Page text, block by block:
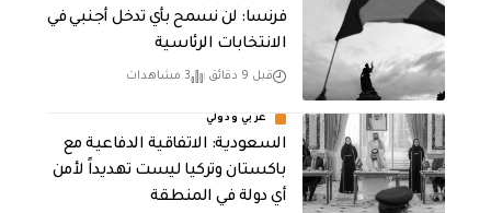
فرنسا: لن نسمح بأي تدخل أجنبي في
الانتخابات الرئاسية
قبل 9 دقائق 3 مشاهدات
عربي ودولي
السعودية: الاتفاقية الدفاعية مع
باكستان وتركيا ليست تهديداً لأمن
أي دولة في المنطقة